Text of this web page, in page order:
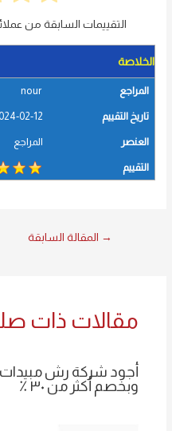
التقييمات السابقة من
الخلاصة
المراجع nour
تاريخ التقييم 02-12
العنصر المراجع
التقييم
→ المقالة السابقة
مقالات ذات
وبخصم أكثر من ٣٠ ٪